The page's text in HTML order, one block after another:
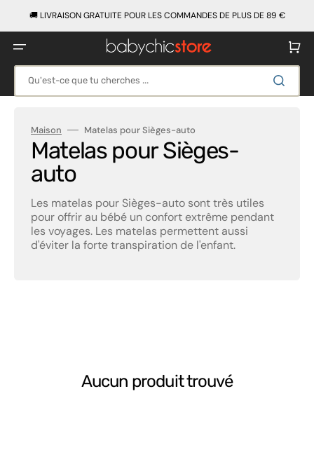
au
🚚 LIVRAISON GRATUITE POUR LES COMMANDES DE PLUS DE 89 €
Qu'est-ce que tu cherches ...
Panier
Maison Matelas pour Sièges-auto
Collection:
Matelas pour Sièges-
auto
Les matelas pour Sièges-auto sont très utiles
pour offrir au bébé un confort extrême pendant
les voyages. Les matelas permettent aussi
d'éviter la forte transpiration de l'enfant.
Aucun produit trouvé